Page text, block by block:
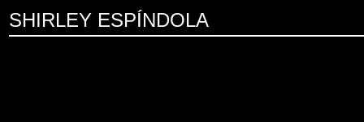
SHIRLEY ESPÍNDOLA